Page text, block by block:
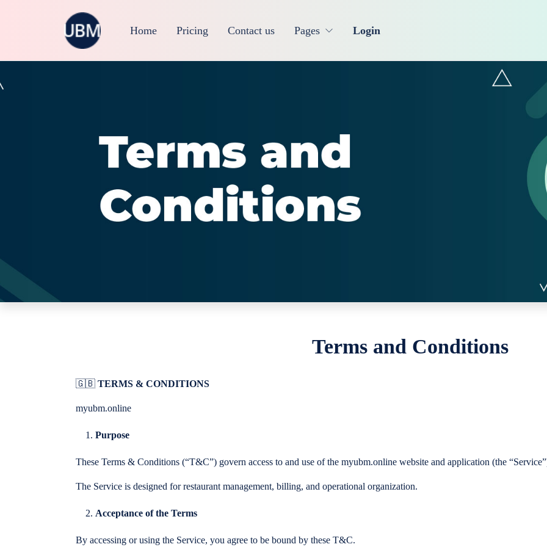
Login
Pages
Contact us
Pricing
Home
Terms and Conditions
🇬🇧 TERMS & CONDITIONS
myubm.online
Purpose
These Terms & Conditions (“T&C”) govern access to and use of the myubm.online website and application (the
The Service is designed for restaurant management, billing, and operational organization.
Acceptance of the Terms
By accessing or using the Service, you agree to be bound by these T&C.